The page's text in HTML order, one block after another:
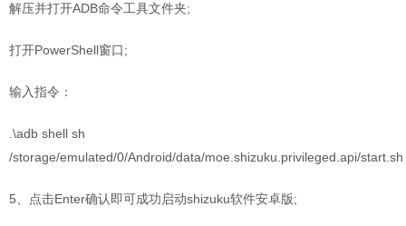
解压并打开ADB命令工具文件夹;
打开PowerShell窗口;
输入指令：
.\adb shell sh
/storage/emulated/0/Android/data/moe.shizuku.privileged.api/start.sh
5、点击Enter确认即可成功启动shizuku软件安卓版;